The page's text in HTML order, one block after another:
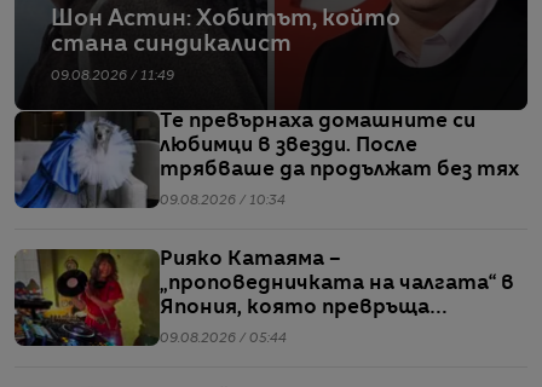
Шон Астин: Хобитът, който
стана синдикалист
09.08.2026 / 11:49
Те превърнаха домашните си
любимци в звезди. После
трябваше да продължат без тях
09.08.2026 / 10:34
Рияко Катаяма –
„проповедничката на чалгата“ в
Япония, която превръща
българския попфолк в клубна
09.08.2026 / 05:44